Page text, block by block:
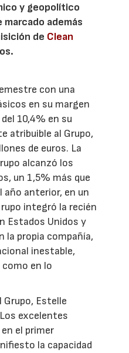
y geopolítico
además
de Clean
con una
en su margen
10,4% en su
atribuible al Grupo,
de euros. La
alcanzó los
un 1,5% más que
año anterior, en un
integró la recién
Estados Unidos y
la propia compañía,
inestable,
en lo
Grupo, Estelle
excelentes
el primer
la capacidad